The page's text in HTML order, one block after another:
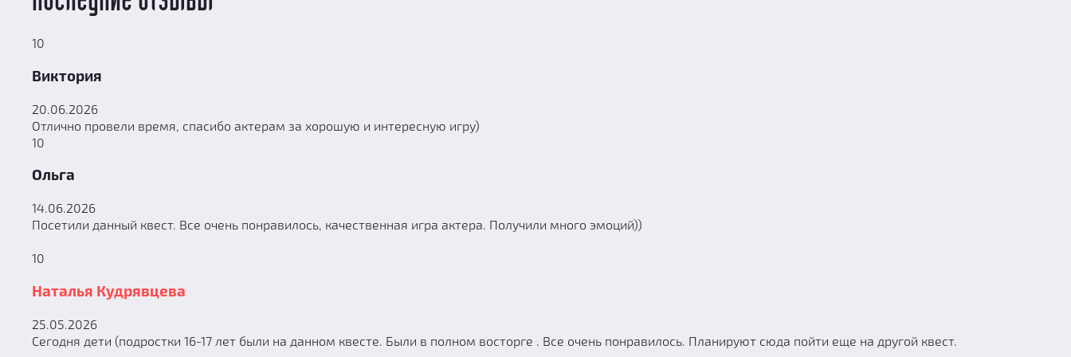
Последние отзывы
10
Виктория
Отлично провели время, спасибо актерам за хорошую и интересную игру)
10
Ольга
14.06.2026
Посетили данный квест. Все очень понравилось, качественная игра актера. Получили много эмоций))
10